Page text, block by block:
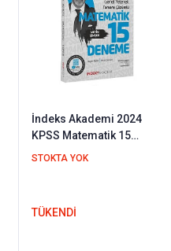
İndeks Akademi 2024
KPSS Matematik 15
Deneme Çözümlü - Metin
STOKTA YOK
TÜKENDİ